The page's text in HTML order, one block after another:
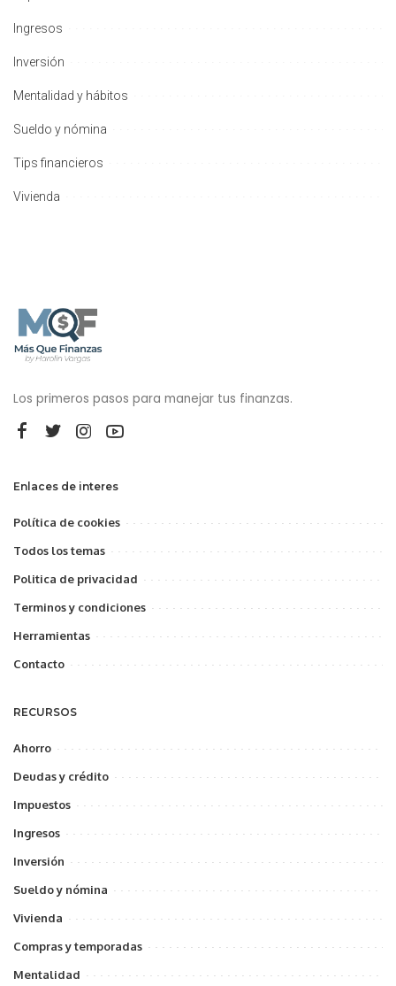
Ingresos
Inversión
Mentalidad y hábitos
Sueldo y nómina
Tips financieros
Vivienda
Los primeros pasos para manejar tus finanzas.
Enlaces de interes
Política de cookies
Todos los temas
Politica de privacidad
Terminos y condiciones
Herramientas
Contacto
RECURSOS
Ahorro
Deudas y crédito
Impuestos
Ingresos
Inversión
Sueldo y nómina
Vivienda
Compras y temporadas
Mentalidad